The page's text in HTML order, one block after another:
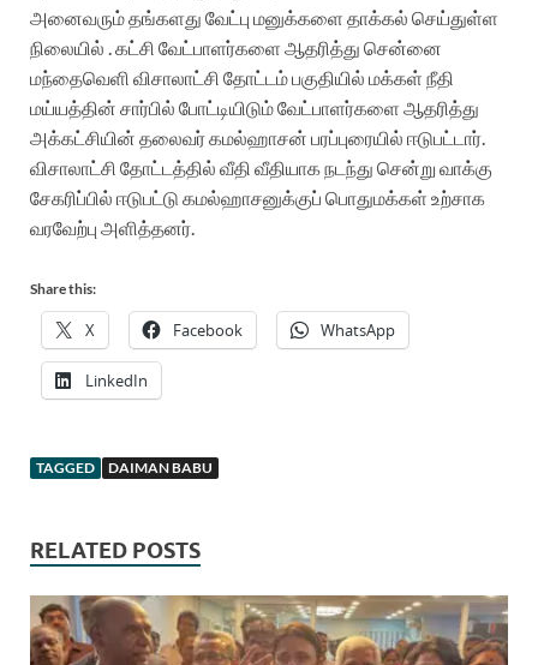
அனைவரும் தங்களது வேட்பு மனுக்களை தாக்கல் செய்துள்ள
நிலையில் . கட்சி வேட்பாளர்களை ஆதரித்து சென்னை
மந்தைவெளி விசாலாட்சி தோட்டம் பகுதியில் மக்கள் நீதி
மய்யத்தின் சார்பில் போட்டியிடும் வேட்பாளர்களை ஆதரித்து
அக்கட்சியின் தலைவர் கமல்ஹாசன் பரப்புரையில் ஈடுபட்டார்.
விசாலாட்சி தோட்டத்தில் வீதி வீதியாக நடந்து சென்று வாக்கு
சேகரிப்பில் ஈடுபட்டு கமல்ஹாசனுக்குப் பொதுமக்கள் உற்சாக
வரவேற்பு அளித்தனர்.
Share this:
X Facebook WhatsApp
LinkedIn
TAGGED DAIMAN BABU
RELATED POSTS